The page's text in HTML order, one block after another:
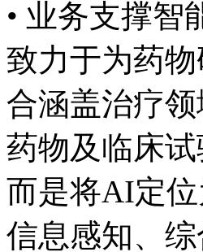
• 业务支撑智能
致力于为药物
合涵盖治疗领
药物及临床试
而是将AI定位
信息感知